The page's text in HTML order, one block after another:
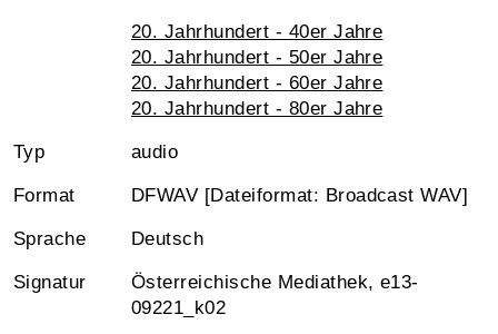
20. Jahrhundert - 40er Jahre
20. Jahrhundert - 50er Jahre
20. Jahrhundert - 60er Jahre
20. Jahrhundert - 80er Jahre
Typ audio
Format DFWAV [Dateiformat: Broadcast WAV]
Sprache Deutsch
Signatur
Österreichische Mediathek, e13-
09221_k02